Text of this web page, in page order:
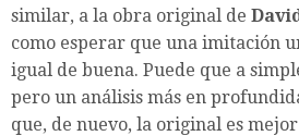
similar, a la obra original de
como esperar que una imitación
igual de buena. Puede que a
pero un análisis más en
que, de nuevo, la original es